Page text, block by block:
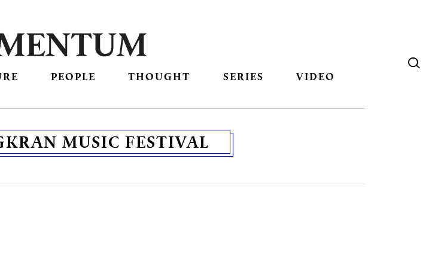
PEOPLE THOUGHT SERIES VIDEO
MUSIC FESTIVAL